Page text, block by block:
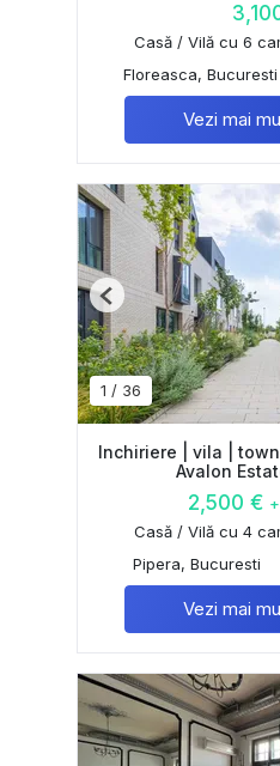
Casă / Vilă cu 6
Floreasca, Bucuresti
Vezi mai
1 / 36
Previous
Inchiriere | vila |
Avalon
2,500 €
Casă / Vilă cu 4
Pipera, Bucuresti
Vezi mai